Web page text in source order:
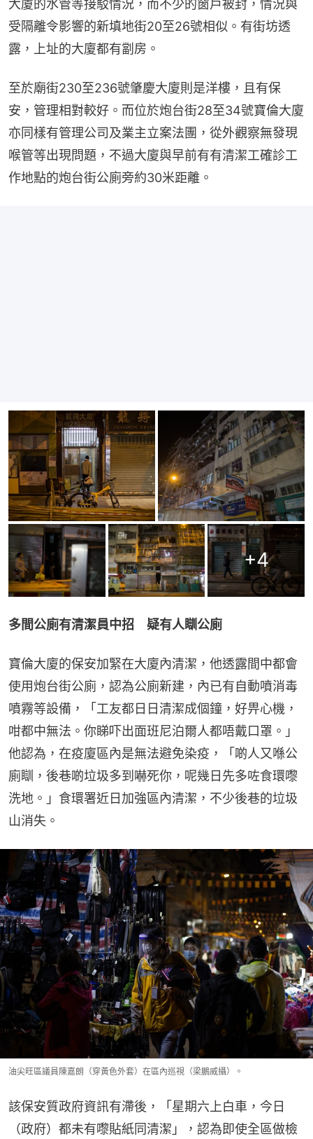
大廈的水管等接駁情況，而不少的窗戶被封，情況與
受隔離令影響的新填地街20至26號相似。有街坊透
露，上址的大廈都有劏房。
至於廟街230至236號肇慶大廈則是洋樓，且有保
安，管理相對較好。而位於炮台街28至34號寶倫大廈
亦同樣有管理公司及業主立案法團，從外觀察無發現
喉管等出現問題，不過大廈與早前有有清潔工確診工
作地點的炮台街公廁旁約30米距離。
+4
多間公廁有清潔員中招　疑有人瞓公廁
寶倫大廈的保安加緊在大廈內清潔，他透露間中都會
使用炮台街公廁，認為公廁新建，內已有自動噴消毒
噴霧等設備，「工友都日日清潔成個鐘，好畀心機，
咁都中無法。你睇吓出面班尼泊爾人都唔戴口罩。」
他認為，在疫廈區內是無法避免染疫，「啲人又喺公
廁瞓，後巷啲垃圾多到嚇死你，呢幾日先多咗食環嚟
洗地。」食環署近日加強區內清潔，不少後巷的垃圾
山消失。
油尖旺區議員陳嘉朗（穿黃色外套）在區內巡視（梁鵬威攝）。
該保安質政府資訊有滯後，「星期六上白車，今日
（政府）都未有嚟貼紙同清潔」，認為即使全區做檢